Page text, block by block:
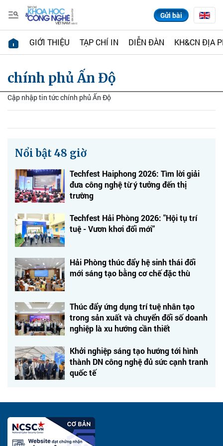
Gửi bài
GIỚI THIỆU TẠP CHÍ IN DIỄN ĐÀN KH&CN ĐỊA
chính phủ Ấn Độ
Cập nhập tin tức chính phủ Ấn Độ
Nổi bật 48 giờ
Techfest Haiphong 2026: Tìm lời giải
đưa công nghệ từ ý tưởng đến thị
trường
Techfest Hải Phòng 2026: "Hội tụ trí
tuệ - Vươn khơi đổi mới"
Hải Phòng thúc đẩy hệ sinh thái đổi
mới sáng tạo bằng cơ chế đặc thù
Thúc đẩy ứng dụng trí tuệ nhân tạo
trong sản xuất và chuyển đổi số doanh
nghiệp là xu hướng cần thiết
Khởi nghiệp sáng tạo hướng tới hình
thành DN công nghệ đủ sức cạnh tranh
quốc tế